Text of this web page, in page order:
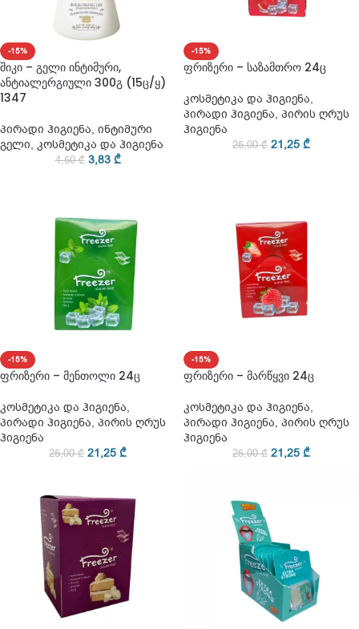
-15%
შიკი – გელი ინტიმური,
ანტიალერგიული 300გ (15ც/ყ)
1347
პირადი ჰიგიენა, ინტიმური
გელი, კოსმეტიკა და ჰიგიენა
4,50₾ 3,83 ₾
-15%
ფრიზერი – საზამთრო 24ც
კოსმეტიკა და ჰიგიენა,
პირადი ჰიგიენა, პირის ღრუს
ჰიგიენა
25,00₾ 21,25 ₾
-15%
ფრიზერი – მენთოლი 24ც
კოსმეტიკა და ჰიგიენა,
პირადი ჰიგიენა, პირის ღრუს
ჰიგიენა
25,00₾ 21,25 ₾
-15%
ფრიზერი – მარწყვი 24ც
კოსმეტიკა და ჰიგიენა,
პირადი ჰიგიენა, პირის ღრუს
ჰიგიენა
25,00₾ 21,25 ₾